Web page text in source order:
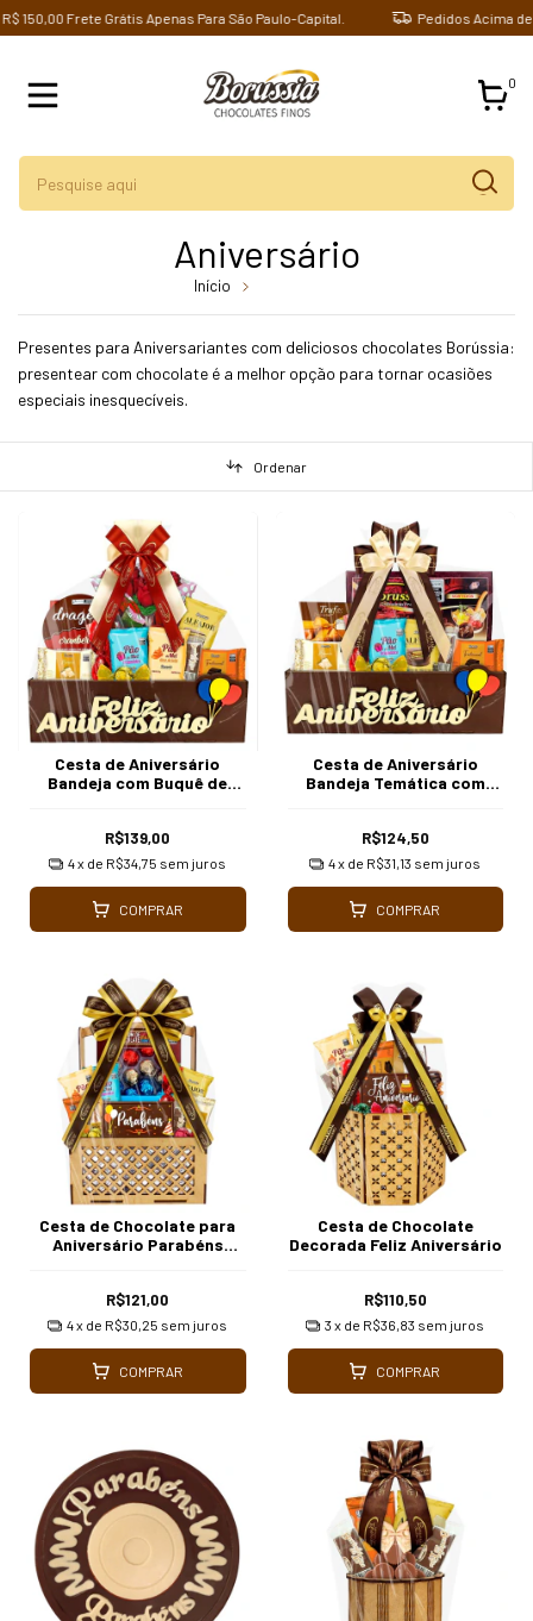
Frete Grátis Apenas Para São Paulo-Capital. Pedidos Acima de R$
0
Aniversário
Início
Presentes para Aniversariantes com deliciosos chocolates Borússia:
presentear com chocolate é a melhor opção para tornar ocasiões
especiais inesquecíveis.
Ordenar
Cesta de Aniversário
Bandeja com Buquê de
R$139,00
4x de R$34,75 sem juros
COMPRAR
Cesta de Aniversário
Bandeja Temática com
R$124,50
4x de R$31,13 sem juros
COMPRAR
Cesta de Chocolate para
Aniversário Parabéns
R$121,00
4x de R$30,25 sem juros
COMPRAR
Cesta de Chocolate
Decorada Feliz Aniversário
R$110,50
3 x de R$36,83 sem juros
COMPRAR